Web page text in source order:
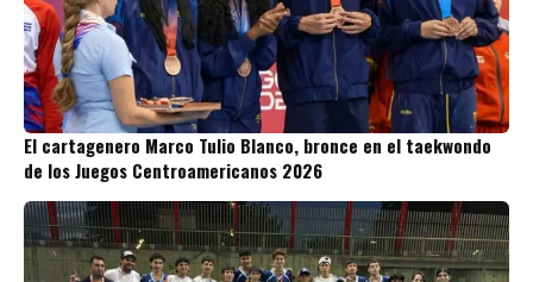
El cartagenero Marco Tulio Blanco, bronce en el taekwondo
de los Juegos Centroamericanos 2026